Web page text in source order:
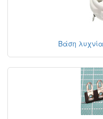
Βάση